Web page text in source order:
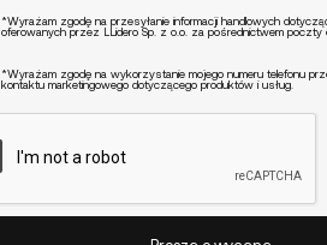
*Wyrażam zgodę na przesyłanie informacji handlowych
oferowanych przez LLidero Sp. z o.o. za pośrednictwem poczty
*Wyrażam zgodę na wykorzystanie mojego numeru telefonu
kontaktu marketingowego dotyczącego produktów i usług.